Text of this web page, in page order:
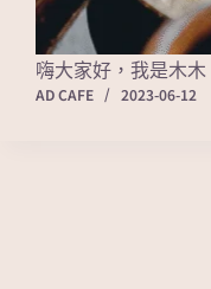
嗨大家好，我是木
AD CAFE
2023-06-12